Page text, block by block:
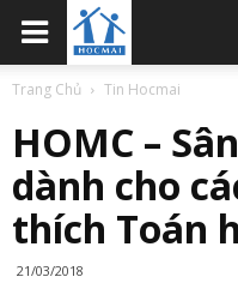
Trang Chủ Tin Hocmai
HOMC –
dành cho
thích Toán
21/03/2018